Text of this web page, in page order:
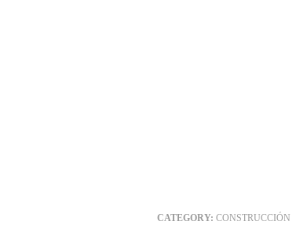
CATEGORY: CONSTRUCCIÓN